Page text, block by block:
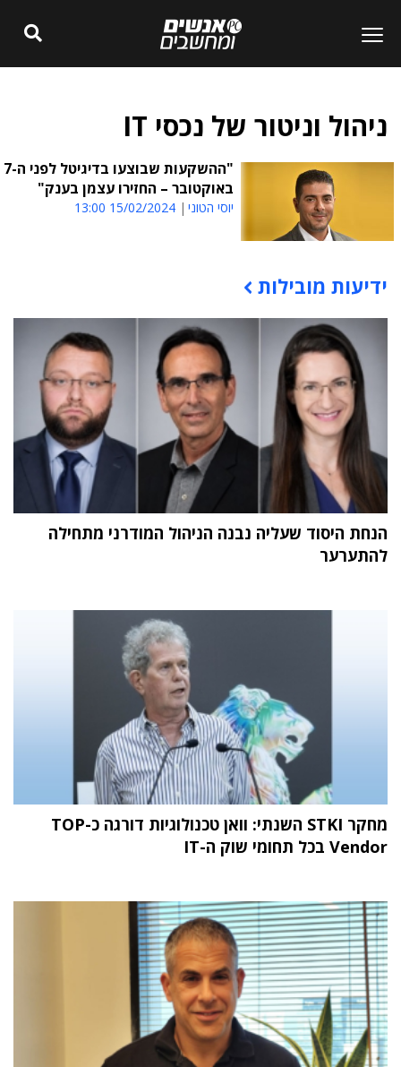
ניהול וניטור של נכסי IT
"ההשקעות שבוצעו בדיגיטל לפני ה-7
באוקטובר – החזירו עצמן בענק"
יוסי הטוני 15/02/2024 13:00
תוכן פרסומי
ידיעות מובילות
הנחת היסוד שעליה נבנה הניהול המודרני מתחילה
להתערער
מחקר STKI השנתי: וואן טכנולוגיות דורגה כ-TOP
Vendor בכל תחומי שוק ה-IT